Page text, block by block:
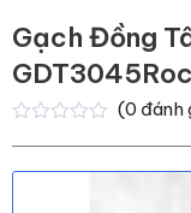
Gạch Đồng
5
(0 đánh